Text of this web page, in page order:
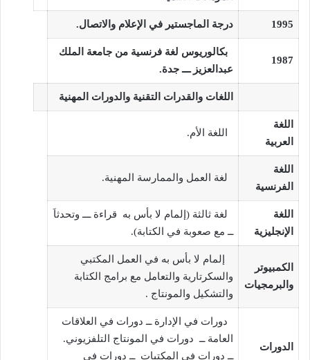
1995 درجة الماجستير في الإعلام والاتصال.
1987
بكالوريوس لغة فرنسية من جامعة الملك
عبدالعزيز ـــ جدة.
اللغات والقدرات التقنية والدورات المهنية
اللغة
العربية
اللغة الأم.
اللغة
الفرنسية
لغة العمل والممارسة المهنية.
اللغة
الإنجليزية
لغة ثالثة (إلمام لا بأس به قراءة ـــ وتحدثاَ
ــ مع صعوبة في الكتابة).
الكمبيوتر
والبرمجيات
إلمام لا بأس به في العمل المكتبي
والسكرتارية والتعامل مع برامج الكتابة
والتشكيل والمونتاج .
الدورات
دورات في الإدارة ــ دورات في العلاقات
العامة ــ دورات في المونتاج التلفزيوني.
ــ دورات في المكتبات ــ دورات في